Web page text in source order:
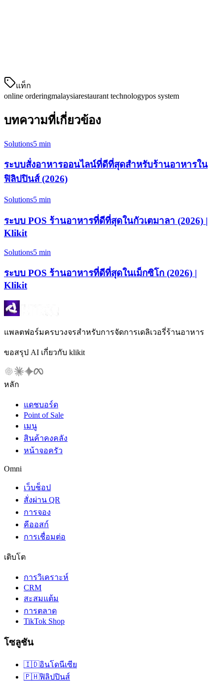
แท็ก
online orderingmalaysiarestaurant technologypos system
บทความที่เกี่ยวข้อง
Solutions5 min
ระบบสั่งอาหารออนไลน์ที่ดีที่สุดสำหรับร้านอาหารใน
ฟิลิปปินส์ (2026)
Solutions5 min
ระบบ POS ร้านอาหารที่ดีที่สุดในกัวเตมาลา (2026) |
Klikit
Solutions5 min
ระบบ POS ร้านอาหารที่ดีที่สุดในเม็กซิโก (2026) |
Klikit
แพลตฟอร์มครบวงจรสำหรับการจัดการเดลิเวอรี่ร้านอาหาร
ขอสรุป AI เกี่ยวกับ klikit
หลัก
แดชบอร์ด
Point of Sale
เมนู
สินค้าคงคลัง
หน้าจอครัว
Omni
เว็บช็อป
สั่งผ่าน QR
การจอง
คีออสก์
การเชื่อมต่อ
เติบโต
การวิเคราะห์
CRM
สะสมแต้ม
การตลาด
TikTok Shop
โซลูชัน
🇮🇩อินโดนีเซีย
🇵🇭ฟิลิปปินส์